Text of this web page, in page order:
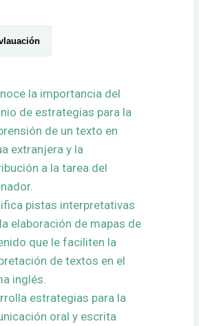
la importancia del
de estrategias para la
de un texto en
extranjera y la
a la tarea del
pistas interpretativas
elaboración de mapas de
que le faciliten la
de textos en el
inglés.
estrategias para la
oral y escrita